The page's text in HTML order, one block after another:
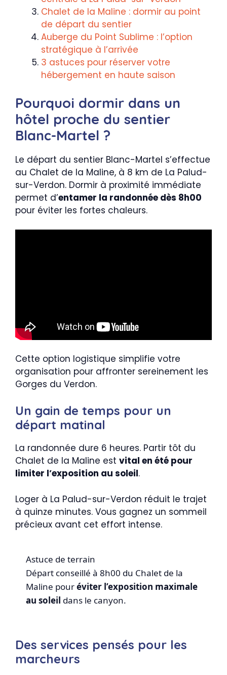
Chalet de la Maline : dormir au point
de départ du sentier
Auberge du Point Sublime : l’option
stratégique à l’arrivée
3 astuces pour réserver votre
hébergement en haute saison
Pourquoi dormir dans un
hôtel proche du sentier
Blanc-Martel ?
Le départ du sentier Blanc-Martel s’effectue
au Chalet de la Maline, à 8 km de La Palud-
sur-Verdon. Dormir à proximité immédiate
permet d’entamer la randonnée dès 8h00
pour éviter les fortes chaleurs.
Cette option logistique simplifie votre
organisation pour affronter sereinement les
Gorges du Verdon.
Un gain de temps pour un
départ matinal
La randonnée dure 6 heures. Partir tôt du
Chalet de la Maline est vital en été pour
limiter l’exposition au soleil.
Loger à La Palud-sur-Verdon réduit le trajet
à quinze minutes. Vous gagnez un sommeil
précieux avant cet effort intense.
Astuce de terrain
Départ conseillé à 8h00 du Chalet de la
Maline pouréviter l’exposition maximale
au soleil dans le canyon.
Des services pensés pour les
marcheurs